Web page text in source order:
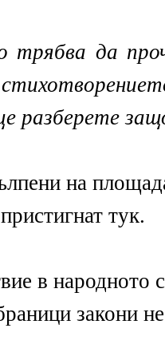
трябва да
разберете
на
тук.
в народното
закони не